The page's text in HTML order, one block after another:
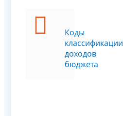
Коды
классификации
доходов
бюджета